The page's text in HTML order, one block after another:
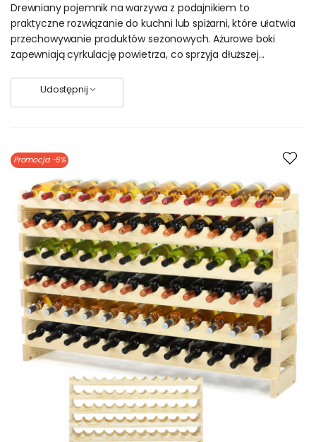
Drewniany pojemnik na warzywa z podajnikiem to
praktyczne rozwiązanie do kuchni lub spiżarni, które ułatwia
przechowywanie produktów sezonowych. Ażurowe boki
zapewniają cyrkulację powietrza, co sprzyja dłuższej...
Udostępnij
Promocja-5%